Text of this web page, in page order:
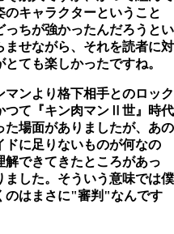
キャラクターということ
ちが強かったんだろうとい
ませながら、それを読者に対
ても楽しかったですね。
ンより格下相手とのロック
つて『キン肉マンⅡ世』時代
場面がありましたが、あの
ドに足りないものが何なの
できてきたところがあっ
した。そういう意味では僕
のはまさに"審判"なんです